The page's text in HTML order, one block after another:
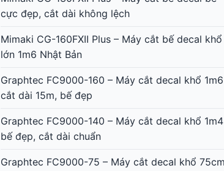
Máy cắt bế decal khổ 6 tấc Mimaki CG-60AR
Mimaki CG-75FXII Plus – Máy cắt bế decal bế
Nhật Bản cực nhanh, đẹp
Mimaki CG-130FXII Plus – Máy cắt bế decal bế
cực đẹp, cắt dài không lệch
Mimaki CG-160FXII Plus – Máy cắt bế decal khổ
lớn 1m6 Nhật Bản
Graphtec FC9000-160 – Máy cắt decal khổ 1m6